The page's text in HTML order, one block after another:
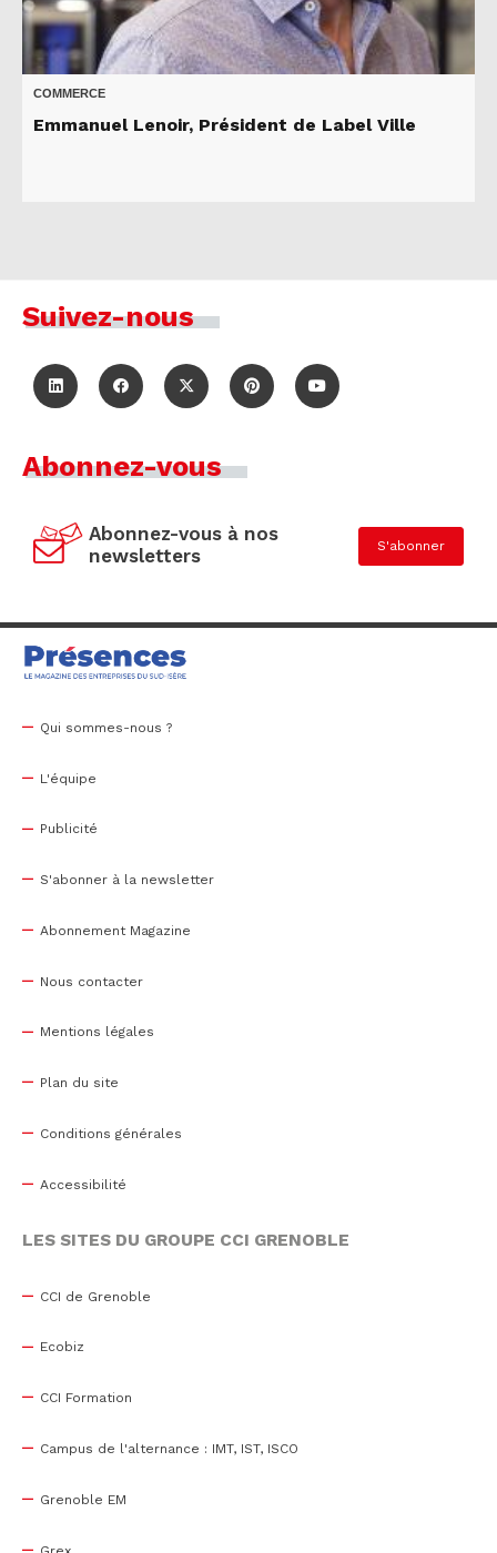
COMMERCE
Emmanuel Lenoir, Président de Label Ville
Suivez-nous
Abonnez-vous
Abonnez-vous à nos
newsletters
S'abonner
Qui sommes-nous ?
L'équipe
Publicité
S'abonner à la newsletter
Abonnement Magazine
Nous contacter
Mentions légales
Plan du site
Conditions générales
Accessibilité
LES SITES DU GROUPE CCI GRENOBLE
CCI de Grenoble
Ecobiz
CCI Formation
Campus de l'alternance : IMT, IST, ISCO
Grenoble EM